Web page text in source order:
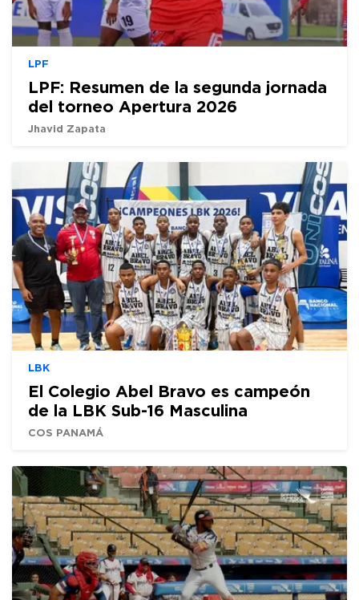
LPF
LPF: Resumen de la segunda jornada
del torneo Apertura 2026
Jhavid Zapata
LBK
El Colegio Abel Bravo es campeón
de la LBK Sub-16 Masculina
COS PANAMÁ